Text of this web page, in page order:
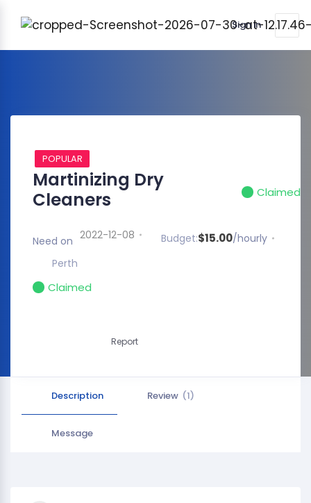
Sign in
POPULAR
Martinizing Dry
Cleaners
Claimed
Need on 2022-12-08 Budget:$15.00/hourly
Perth
Claimed
Report
Description Review (1)
Message